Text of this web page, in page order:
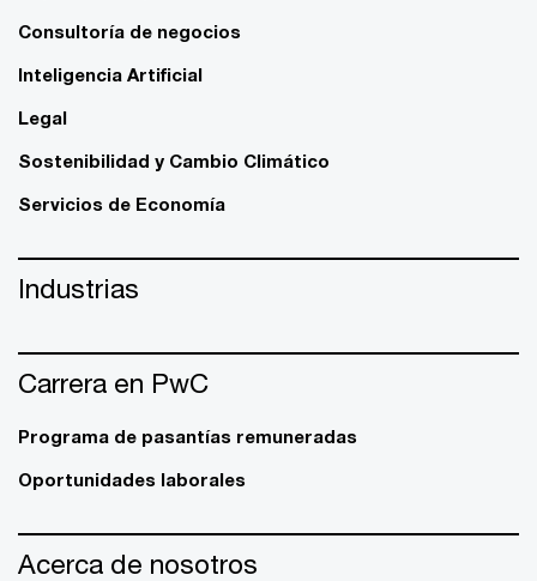
Consultoría de negocios
Inteligencia Artificial
Legal
Sostenibilidad y Cambio Climático
Servicios de Economía
Industrias
Carrera en PwC
Programa de pasantías remuneradas
Oportunidades laborales
Acerca de nosotros